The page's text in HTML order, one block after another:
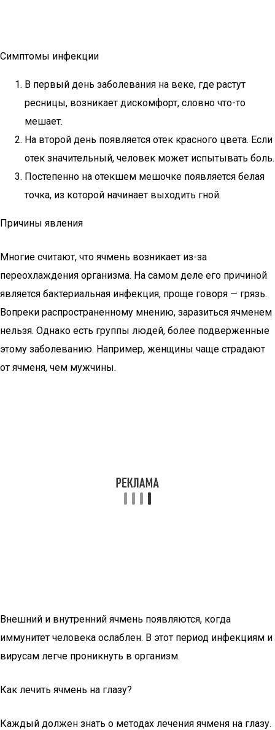
Симптомы инфекции
В первый день заболевания на веке, где растут
ресницы, возникает дискомфорт, словно что-то
мешает.
На второй день появляется отек красного цвета. Если
отек значительный, человек может испытывать боль.
Постепенно на отекшем мешочке появляется белая
точка, из которой начинает выходить гной.
Причины явления
Многие считают, что ячмень возникает из-за
переохлаждения организма. На самом деле его причиной
является бактериальная инфекция, проще говоря — грязь.
Вопреки распространенному мнению, заразиться ячменем
нельзя. Однако есть группы людей, более подверженные
этому заболеванию. Например, женщины чаще страдают
от ячменя, чем мужчины.
Внешний и внутренний ячмень появляются, когда
иммунитет человека ослаблен. В этот период инфекциям и
вирусам легче проникнуть в организм.
Как лечить ячмень на глазу?
Каждый должен знать о методах лечения ячменя на глазу.